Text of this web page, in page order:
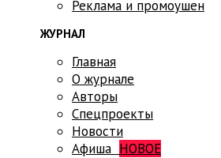
Реклама и промоушен
ЖУРНАЛ
Главная
О журнале
Авторы
Спецпроекты
Новости
Афиша НОВОЕ